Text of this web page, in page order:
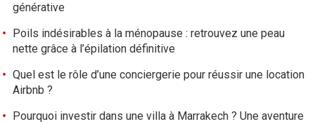
générative
Poils indésirables à la ménopause : retrouvez une peau
nette grâce à l’épilation définitive
Quel est le rôle d’une conciergerie pour réussir une location
Airbnb ?
Pourquoi investir dans une villa à Marrakech ? Une aventure